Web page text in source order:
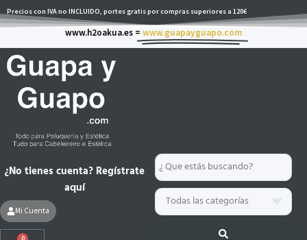
al
Precios con IVA no INCLUIDO, portes gratis por compras superiores a 120€
www.h2oakua.es = www.guapayguapo.com
Search
...
¿No tienes cuenta? Regístrate
aquí
Mi Cuenta
0